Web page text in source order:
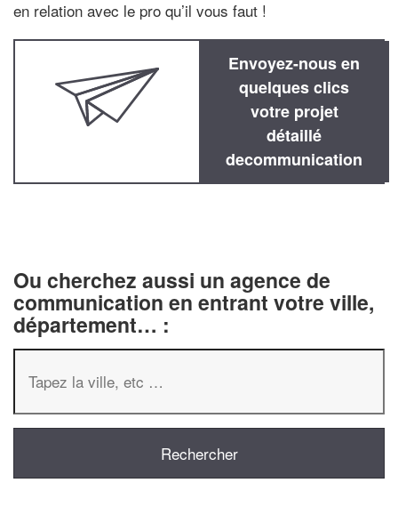
en relation avec le pro qu’il vous faut !
Envoyez-nous en
quelques clics
votre projet
détaillé
decommunication
Ou cherchez aussi un agence de
communication en entrant votre ville,
département… :